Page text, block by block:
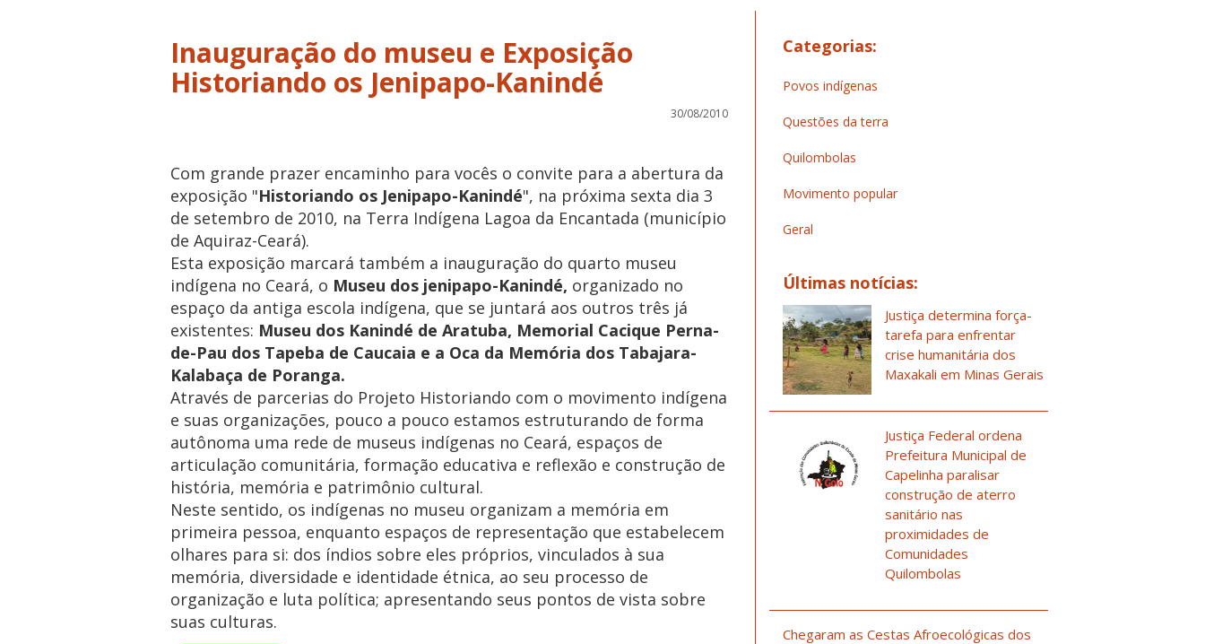
Inauguração do museu e Exposição
Historiando os Jenipapo-Kanindé
30/08/2010
Com grande prazer encaminho para vocês o convite para a abertura da
exposição "Historiando os Jenipapo-Kanindé", na próxima sexta dia 3
de setembro de 2010, na Terra Indígena Lagoa da Encantada (município
de Aquiraz-Ceará).
Esta exposição marcará também a inauguração do quarto museu
indígena no Ceará, o Museu dos jenipapo-Kanindé, organizado no
espaço da antiga escola indígena, que se juntará aos outros três já
existentes: Museu dos Kanindé de Aratuba, Memorial Cacique Perna-
de-Pau dos Tapeba de Caucaia e a Oca da Memória dos Tabajara-
Kalabaça de Poranga.
Através de parcerias do Projeto Historiando com o movimento indígena
e suas organizações, pouco a pouco estamos estruturando de forma
autônoma uma rede de museus indígenas no Ceará, espaços de
articulação comunitária, formação educativa e reflexão e construção de
história, memória e patrimônio cultural.
Neste sentido, os indígenas no museu organizam a memória em
primeira pessoa, enquanto espaços de representação que estabelecem
olhares para si: dos índios sobre eles próprios, vinculados à sua
memória, diversidade e identidade étnica, ao seu processo de
organização e luta política; apresentando seus pontos de vista sobre
suas culturas.
Categorias:
Povos indígenas
Questões da terra
Quilombolas
Movimento popular
Geral
Últimas notícias:
Justiça determina força-
tarefa para enfrentar
crise humanitária dos
Maxakali em Minas Gerais
Justiça Federal ordena
Prefeitura Municipal de
Capelinha paralisar
construção de aterro
sanitário nas
proximidades de
Comunidades
Quilombolas
Chegaram as Cestas Afroecológicas dos